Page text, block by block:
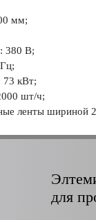
мм;
380 В;
73 кВт;
шт/ч;
ленты шириной
для